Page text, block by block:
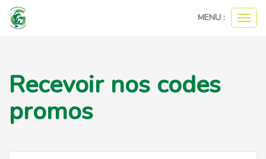
MENU :
Recevoir nos codes
promos